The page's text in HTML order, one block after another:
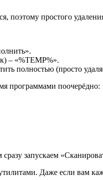
простого
– «%TEMP%».
полностью (просто
программами поочерёдно:
запускаем
Даже если вам